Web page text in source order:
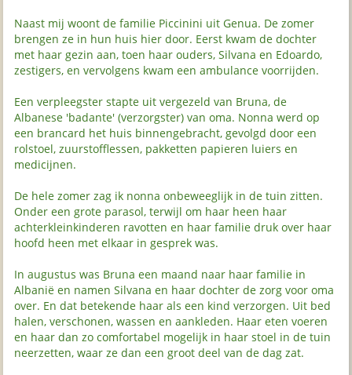
Naast mij woont de familie Piccinini uit Genua. De zomer
brengen ze in hun huis hier door. Eerst kwam de dochter
met haar gezin aan, toen haar ouders, Silvana en Edoardo,
zestigers, en vervolgens kwam een ambulance voorrijden.
Een verpleegster stapte uit vergezeld van Bruna, de
Albanese 'badante' (verzorgster) van oma. Nonna werd op
een brancard het huis binnengebracht, gevolgd door een
rolstoel, zuurstofflessen, pakketten papieren luiers en
medicijnen.
De hele zomer zag ik nonna onbeweeglijk in de tuin zitten.
Onder een grote parasol, terwijl om haar heen haar
achterkleinkinderen ravotten en haar familie druk over haar
hoofd heen met elkaar in gesprek was.
In augustus was Bruna een maand naar haar familie in
Albanië en namen Silvana en haar dochter de zorg voor oma
over. En dat betekende haar als een kind verzorgen. Uit bed
halen, verschonen, wassen en aankleden. Haar eten voeren
en haar dan zo comfortabel mogelijk in haar stoel in de tuin
neerzetten, waar ze dan een groot deel van de dag zat.